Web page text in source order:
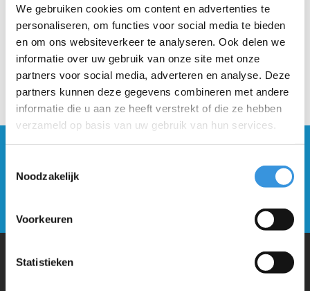
We gebruiken cookies om content en advertenties te
personaliseren, om functies voor social media te bieden
en om ons websiteverkeer te analyseren. Ook delen we
informatie over uw gebruik van onze site met onze
partners voor social media, adverteren en analyse. Deze
partners kunnen deze gegevens combineren met andere
informatie die u aan ze heeft verstrekt of die ze hebben
verzameld op basis van uw gebruik van hun services.
Noodzakelijk
Voorkeuren
Statistieken
nieuwsbrief